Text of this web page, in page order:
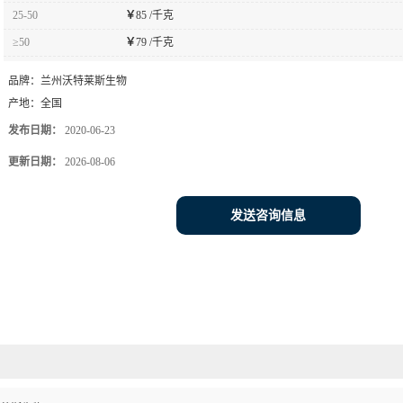
25-50 ￥85 /千克
≥50 ￥79 /千克
品牌： 兰州沃特莱斯生物
产地： 全国
发布日期： 2020-06-23
更新日期： 2026-08-06
发送咨询信息